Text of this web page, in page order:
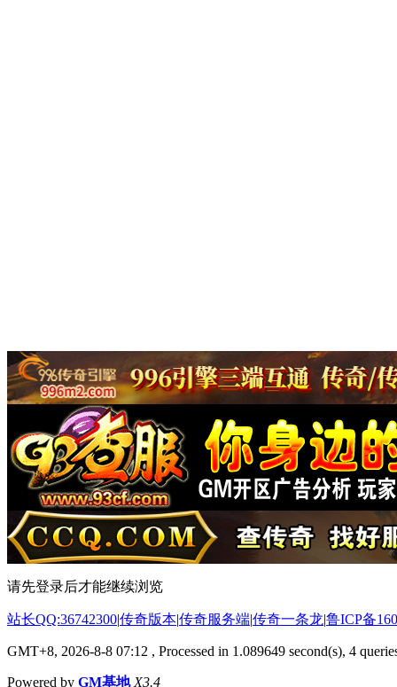
请先登录后才能继续浏览
站长QQ:36742300|传奇版本|传奇服务端|传奇一条龙|鲁ICP备
GMT+8, 2026-8-8 07:12 , Processed in 1.089649 second(s), 4
Powered by GM基地 X3.4